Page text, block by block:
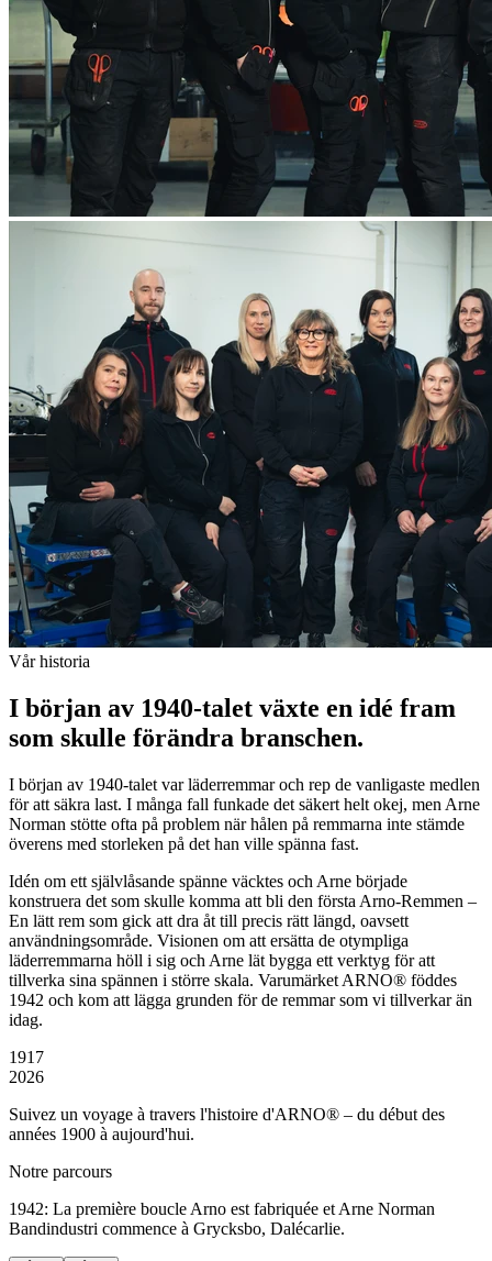
Vår historia
I början av 1940-talet växte en idé fram
som skulle förändra branschen.
I början av 1940-talet var läderremmar och rep de vanligaste medlen
för att säkra last. I många fall funkade det säkert helt okej, men Arne
Norman stötte ofta på problem när hålen på remmarna inte stämde
överens med storleken på det han ville spänna fast.
Idén om ett självlåsande spänne väcktes och Arne började
konstruera det som skulle komma att bli den första Arno-Remmen –
En lätt rem som gick att dra åt till precis rätt längd, oavsett
användningsområde. Visionen om att ersätta de otympliga
läderremmarna höll i sig och Arne lät bygga ett verktyg för att
tillverka sina spännen i större skala. Varumärket ARNO® föddes
1942 och kom att lägga grunden för de remmar som vi tillverkar än
idag.
1917
2026
Suivez un voyage à travers l'histoire d'ARNO® – du début des
années 1900 à aujourd'hui.
Notre parcours
1942: La première boucle Arno est fabriquée et Arne Norman
Bandindustri commence à Grycksbo, Dalécarlie.